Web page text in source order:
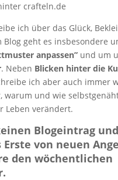
crafteln.de
ich über das Glück,
Blog geht es insbesondere
anpassen”und um
. Neben Blicken hinter die
ich aber auch immer
warum und wie
Leben verändert.
Blogeintrag und
von neuen
den wöchentlichen